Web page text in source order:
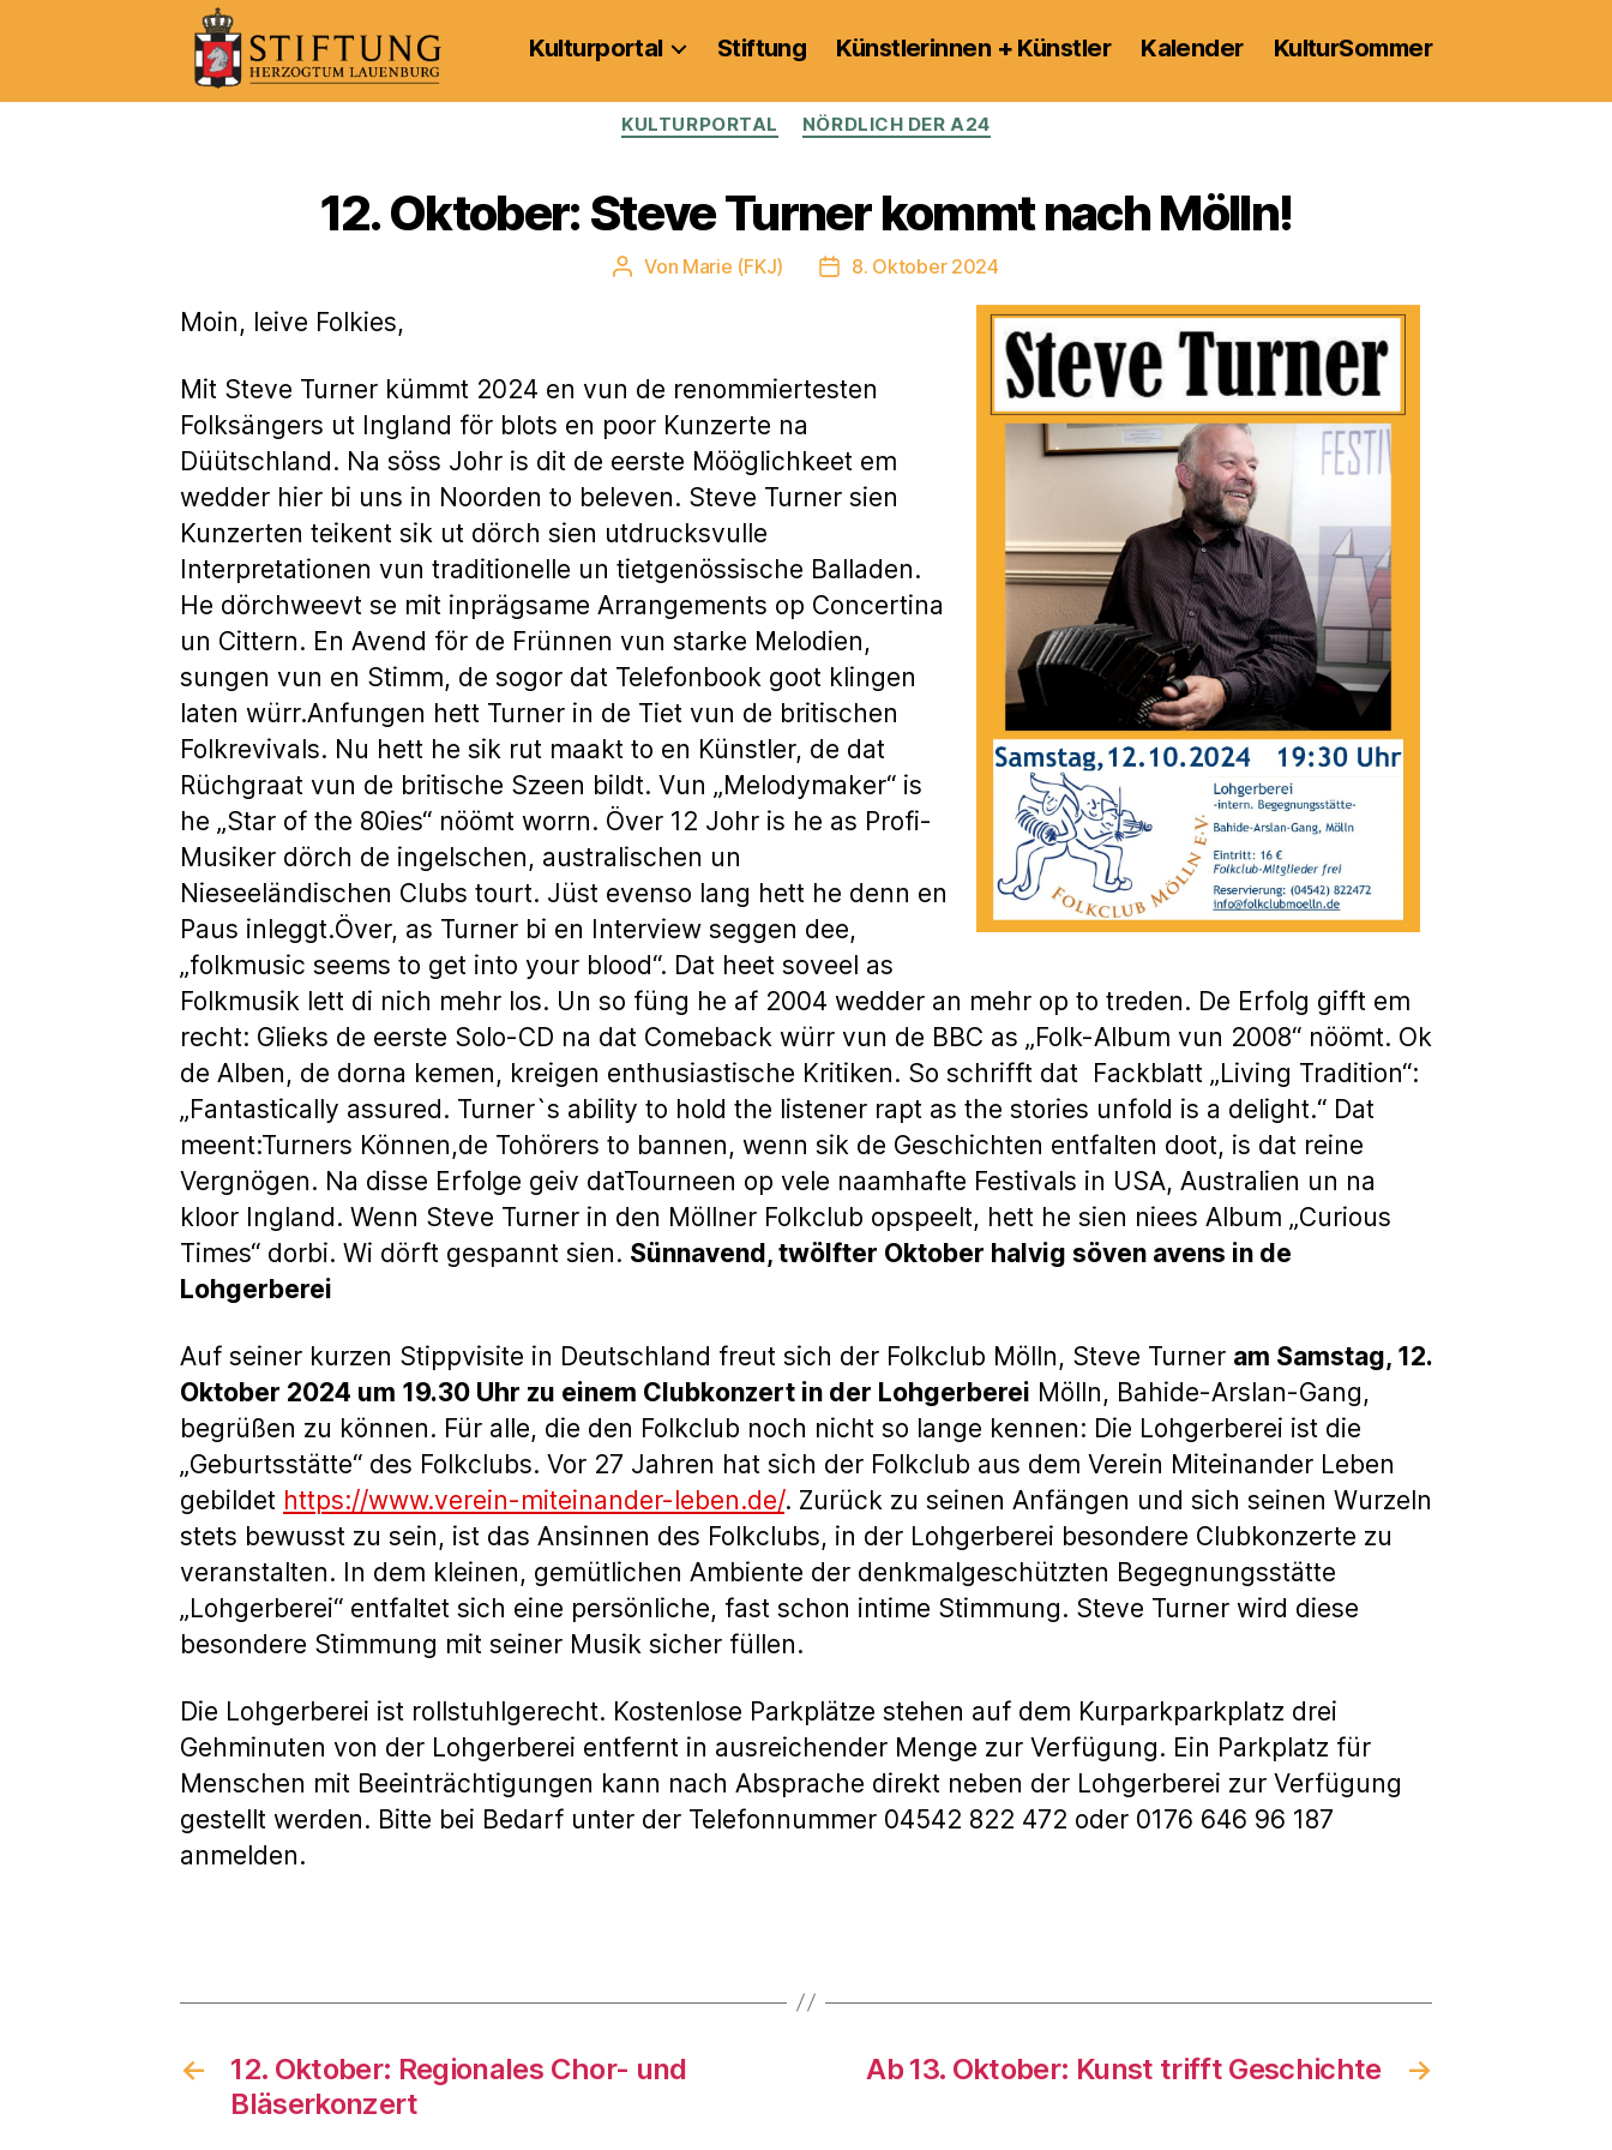
Kulturportal
Kulturportal Stiftung Künstlerinnen + Künstler Kalender KulturSommer
Kategorien
KULTURPORTAL NÖRDLICH DER A24
12. Oktober: Steve Turner kommt nach Mölln!
Beitragsautor
Von Marie (FKJ) Veröffentlichungsdatum
8. Oktober 2024
Moin, leive Folkies,
Mit Steve Turner kümmt 2024 en vun de renommiertesten
Folksängers ut Ingland för blots en poor Kunzerte na
Düütschland. Na söss Johr is dit de eerste Mööglichkeet em
wedder hier bi uns in Noorden to beleven. Steve Turner sien
Kunzerten teikent sik ut dörch sien utdrucksvulle
Interpretationen vun traditionelle un tietgenössische Balladen.
He dörchweevt se mit inprägsame Arrangements op Concertina
un Cittern. En Avend för de Frünnen vun starke Melodien,
sungen vun en Stimm, de sogor dat Telefonbook goot klingen
laten würr.Anfungen hett Turner in de Tiet vun de britischen
Folkrevivals. Nu hett he sik rut maakt to en Künstler, de dat
Rüchgraat vun de britische Szeen bildt. Vun „Melodymaker“ is
he „Star of the 80ies“ nöömt worrn. Över 12 Johr is he as Profi-
Musiker dörch de ingelschen, australischen un
Nieseeländischen Clubs tourt. Jüst evenso lang hett he denn en
Paus inleggt.Över, as Turner bi en Interview seggen dee,
„folkmusic seems to get into your blood“. Dat heet soveel as
Folkmusik lett di nich mehr los. Un so füng he af 2004 wedder an mehr op to treden. De Erfolg gifft em
recht: Glieks de eerste Solo-CD na dat Comeback würr vun de BBC as „Folk-Album vun 2008“ nöömt. Ok
de Alben, de dorna kemen, kreigen enthusiastische Kritiken. So schrifft dat Fackblatt „Living Tradition“:
„Fantastically assured. Turner`s ability to hold the listener rapt as the stories unfold is a delight.“ Dat
meent:Turners Können,de Tohörers to bannen, wenn sik de Geschichten entfalten doot, is dat reine
Vergnögen. Na disse Erfolge geiv datTourneen op vele naamhafte Festivals in USA, Australien un na
kloor Ingland. Wenn Steve Turner in den Möllner Folkclub opspeelt, hett he sien niees Album „Curious
Times“ dorbi. Wi dörft gespannt sien. Sünnavend, twölfter Oktober halvig söven avens in de
Lohgerberei
Auf seiner kurzen Stippvisite in Deutschland freut sich der Folkclub Mölln, Steve Turner am Samstag, 12.
Oktober 2024 um 19.30 Uhr zu einem Clubkonzert in der Lohgerberei Mölln, Bahide-Arslan-Gang,
begrüßen zu können. Für alle, die den Folkclub noch nicht so lange kennen: Die Lohgerberei ist die
„Geburtsstätte“ des Folkclubs. Vor 27 Jahren hat sich der Folkclub aus dem Verein Miteinander Leben
gebildet https://www.verein-miteinander-leben.de/. Zurück zu seinen Anfängen und sich seinen Wurzeln
stets bewusst zu sein, ist das Ansinnen des Folkclubs, in der Lohgerberei besondere Clubkonzerte zu
veranstalten. In dem kleinen, gemütlichen Ambiente der denkmalgeschützten Begegnungsstätte
„Lohgerberei“ entfaltet sich eine persönliche, fast schon intime Stimmung. Steve Turner wird diese
besondere Stimmung mit seiner Musik sicher füllen.
Die Lohgerberei ist rollstuhlgerecht. Kostenlose Parkplätze stehen auf dem Kurparkparkplatz drei
Gehminuten von der Lohgerberei entfernt in ausreichender Menge zur Verfügung. Ein Parkplatz für
Menschen mit Beeinträchtigungen kann nach Absprache direkt neben der Lohgerberei zur Verfügung
gestellt werden. Bitte bei Bedarf unter der Telefonnummer 04542 822 472 oder 0176 646 96 187
anmelden.
←
12. Oktober: Regionales Chor- und
Bläserkonzert
→
Ab 13. Oktober: Kunst trifft Geschichte